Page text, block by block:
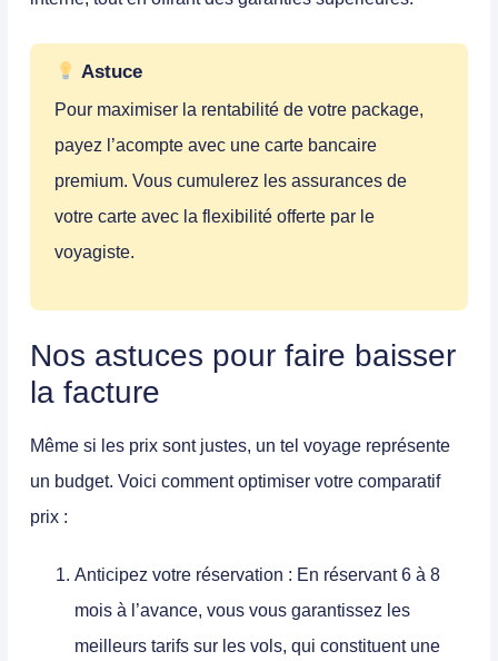
Astuce
Pour maximiser la rentabilité de votre package,
payez l’acompte avec une carte bancaire
premium. Vous cumulerez les assurances de
votre carte avec la flexibilité offerte par le
voyagiste.
Nos astuces pour faire baisser
la facture
Même si les prix sont justes, un tel voyage représente
un budget. Voici comment optimiser votre comparatif
prix :
Anticipez votre réservation : En réservant 6 à 8
mois à l’avance, vous vous garantissez les
meilleurs tarifs sur les vols, qui constituent une